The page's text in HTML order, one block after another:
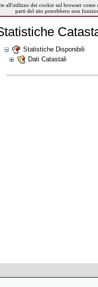
Statistiche Disponibili
Dati Catastali
all'utilizzo dei cookie sul browser
parti del sito potrebbero non